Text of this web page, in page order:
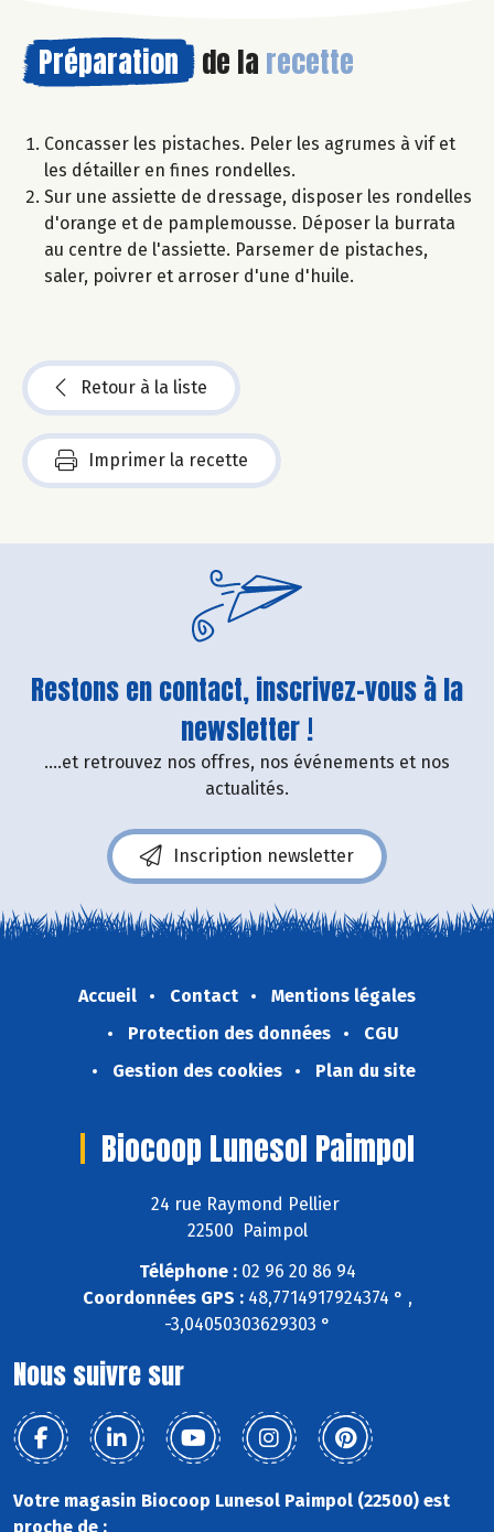
Préparation de la recette
Concasser les pistaches. Peler les agrumes à vif et
les détailler en fines rondelles.
Sur une assiette de dressage, disposer les rondelles
d'orange et de pamplemousse. Déposer la burrata
au centre de l'assiette. Parsemer de pistaches,
saler, poivrer et arroser d'une d'huile.
Retour à la liste
Imprimer la recette
Restons en contact, inscrivez-vous à la
newsletter !
....et retrouvez nos offres, nos événements et nos
actualités.
Inscription newsletter
Accueil Contact
Mentions légales
Protection des données
CGU
Gestion des cookies
Plan du site
Biocoop Lunesol Paimpol
24 rue Raymond Pellier
22500 Paimpol
Téléphone :02 96 20 86 94
Coordonnées GPS :48,7714917924374 ° ,
-3,04050303629303 °
Nous suivre sur
Votre magasin Biocoop Lunesol Paimpol (22500) est
proche de :